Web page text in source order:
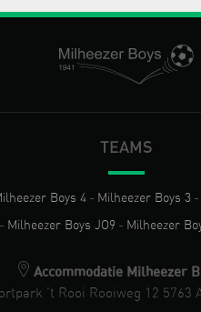
TEAMS
Boys 4 - Milheezer Boys 3 -
- Milheezer Boys JO9 - Milheezer
Accommodatie Milheezer
't Rooi Rooiweg 12 5763